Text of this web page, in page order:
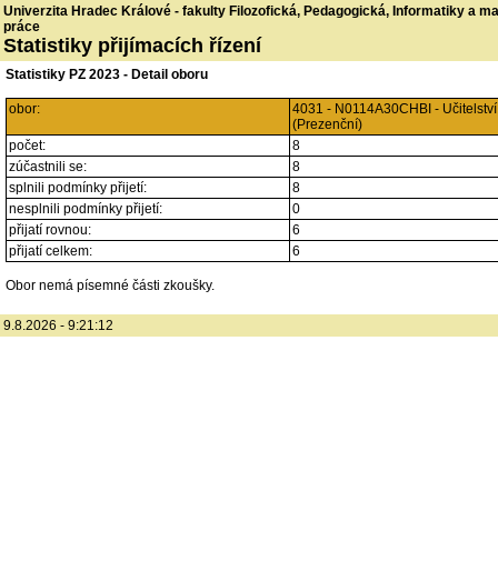
Univerzita Hradec Králové - fakulty Filozofická, Pedagogická, Informatiky a
práce
Statistiky přijímacích řízení
Statistiky PZ 2023 - Detail oboru
obor:
4031 - N0114A30CHBI -
(Prezenční)
počet:
8
zúčastnili se:
8
splnili podmínky přijetí:
8
nesplnili podmínky přijetí:
0
přijatí rovnou:
6
přijatí celkem:
6
Obor nemá písemné části zkoušky.
9.8.2026 - 9:21:12